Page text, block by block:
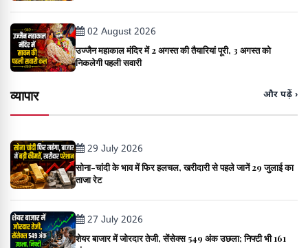
02 August 2026
उज्जैन महाकाल मंदिर में 2 अगस्त की तैयारियां पूरी, 3 अगस्त को
निकलेगी पहली सवारी
व्यापार और पढ़ें ›
29 July 2026
सोना-चांदी के भाव में फिर हलचल, खरीदारी से पहले जानें 29 जुलाई का
ताजा रेट
27 July 2026
शेयर बाजार में जोरदार तेजी, सेंसेक्स 549 अंक उछला; निफ्टी भी 161